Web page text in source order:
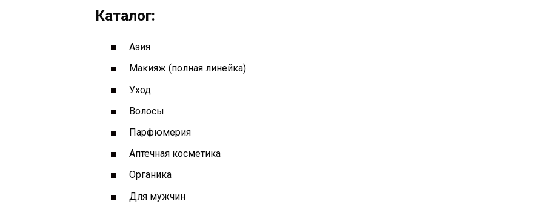
Каталог:
Азия
Макияж (полная линейка)
Уход
Волосы
Парфюмерия
Аптечная косметика
Органика
Для мужчин